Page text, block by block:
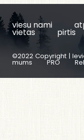
viesu nami
vietas pirtis
©2022 Copyright |
mums PRO